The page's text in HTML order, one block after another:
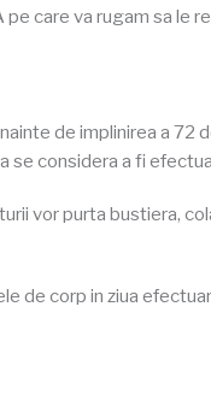
care va rugam sa le
de implinirea a 72
se considera a fi
vor purta bustiera,
de corp in ziua